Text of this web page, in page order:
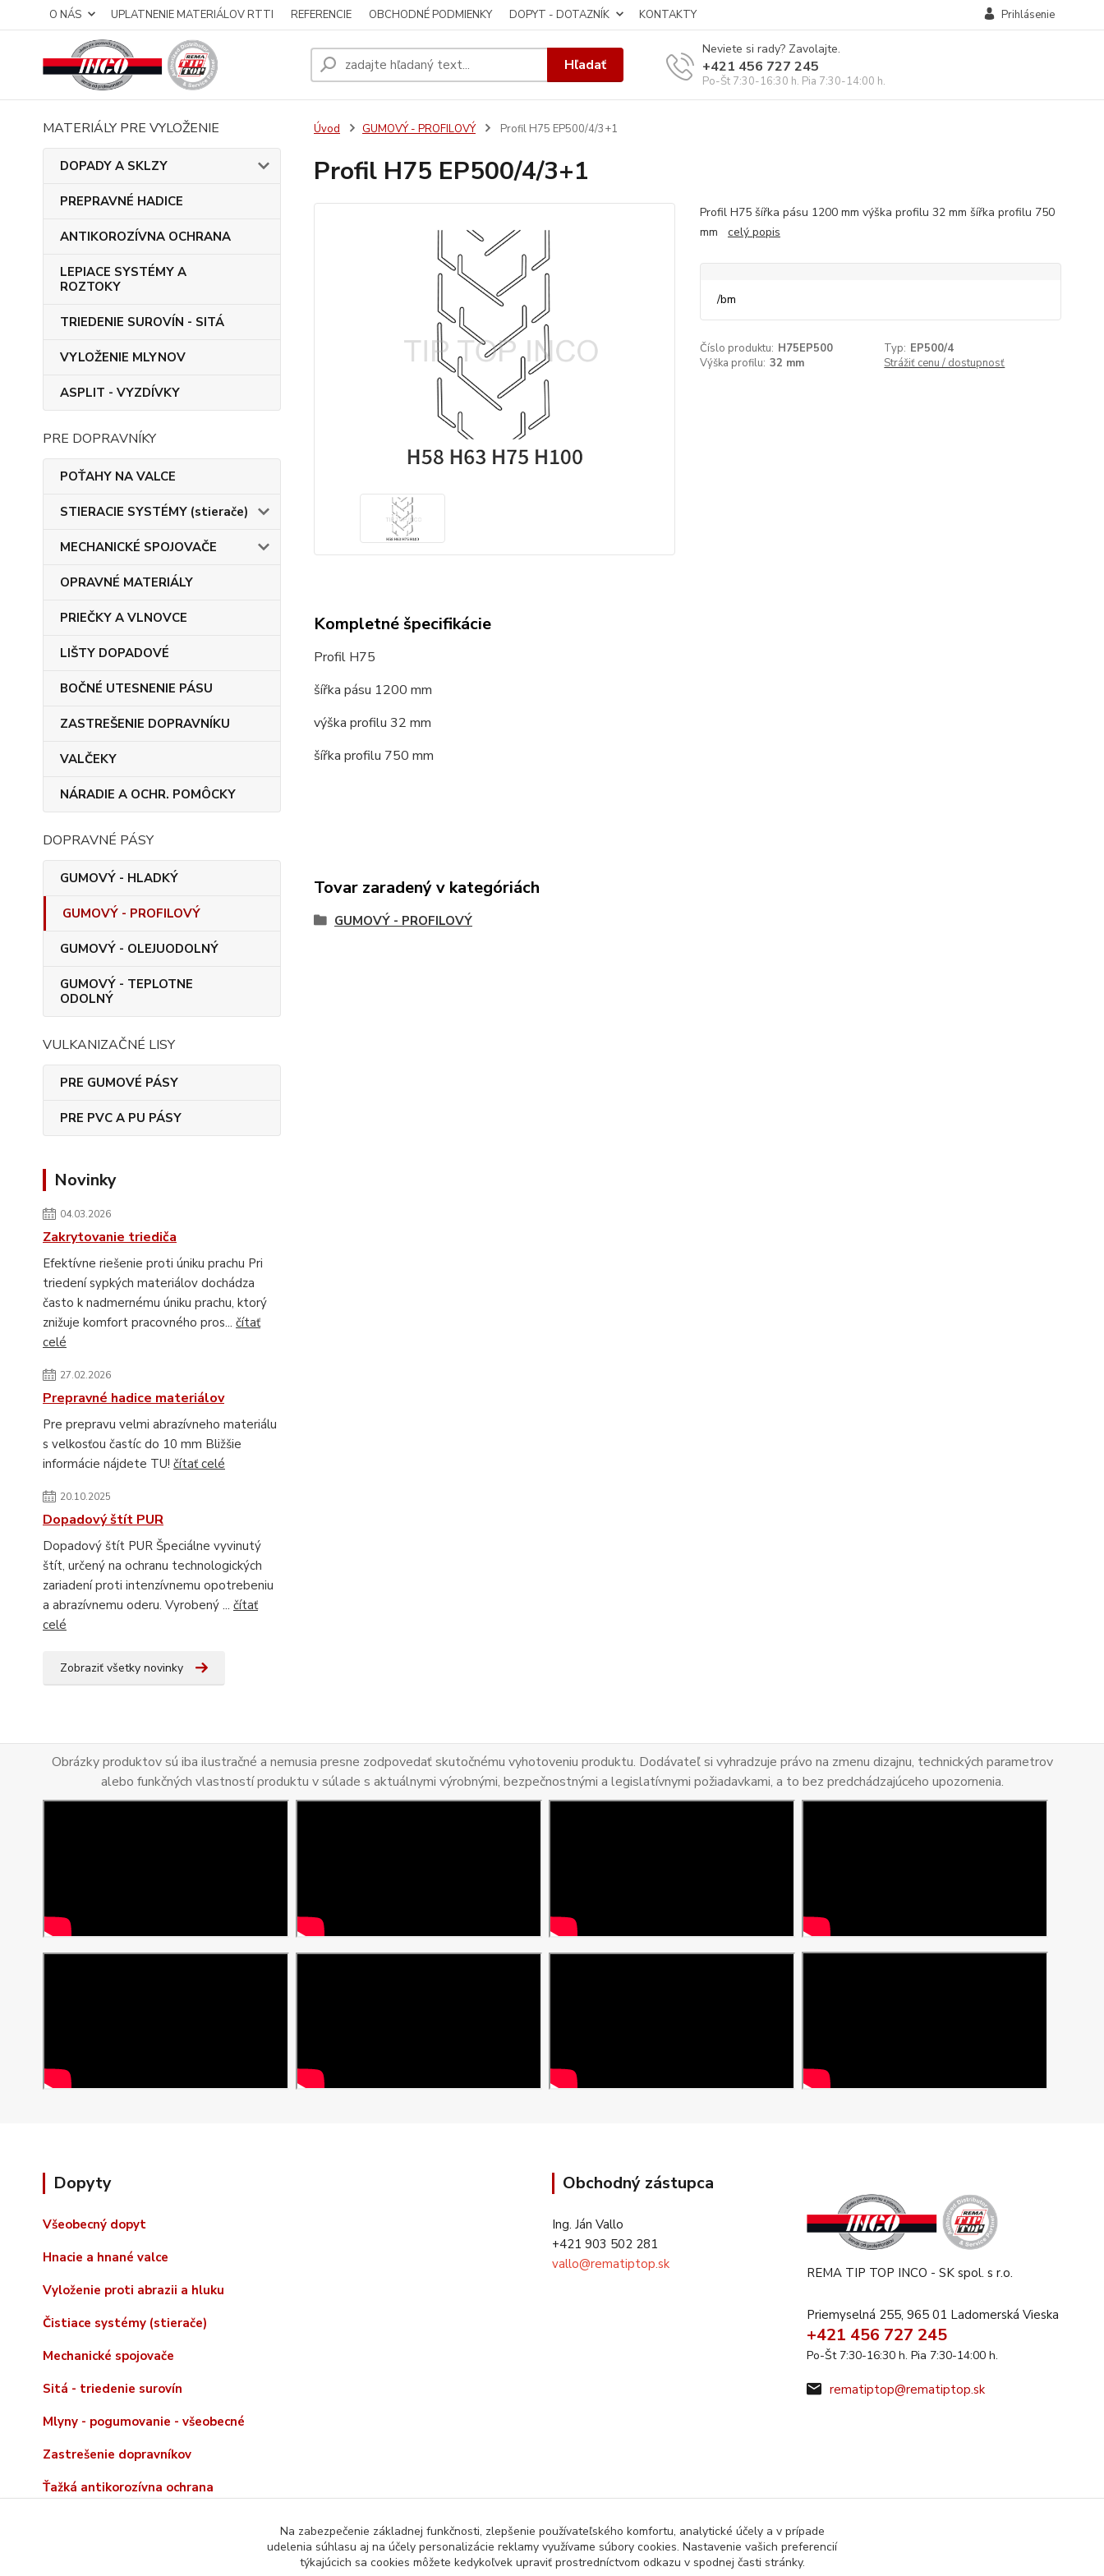
O NÁS UPLATNENIE MATERIÁLOV RTTI REFERENCIE OBCHODNÉ PODMIENKY DOPYT - DOTAZNÍK KONTAKTY Prihlásenie
Hľadať
Neviete si rady? Zavolajte.
+421 456 727 245
Po-Št 7:30-16:30 h. Pia 7:30-14:00 h.
MATERIÁLY PRE VYLOŽENIE
DOPADY A SKLZY
PREPRAVNÉ HADICE
ANTIKOROZÍVNA OCHRANA
LEPIACE SYSTÉMY A
ROZTOKY
TRIEDENIE SUROVÍN - SITÁ
VYLOŽENIE MLYNOV
ASPLIT - VYZDÍVKY
PRE DOPRAVNÍKY
POŤAHY NA VALCE
STIERACIE SYSTÉMY (stierače)
MECHANICKÉ SPOJOVAČE
OPRAVNÉ MATERIÁLY
PRIEČKY A VLNOVCE
LIŠTY DOPADOVÉ
BOČNÉ UTESNENIE PÁSU
ZASTREŠENIE DOPRAVNÍKU
VALČEKY
NÁRADIE A OCHR. POMÔCKY
DOPRAVNÉ PÁSY
GUMOVÝ - HLADKÝ
GUMOVÝ - PROFILOVÝ
GUMOVÝ - OLEJUODOLNÝ
GUMOVÝ - TEPLOTNE
ODOLNÝ
VULKANIZAČNÉ LISY
PRE GUMOVÉ PÁSY
PRE PVC A PU PÁSY
Novinky
04.03.2026
Zakrytovanie triediča
Efektívne riešenie proti úniku prachu Pri
triedení sypkých materiálov dochádza
často k nadmernému úniku prachu, ktorý
znižuje komfort pracovného pros... čítať
celé
27.02.2026
Prepravné hadice materiálov
Pre prepravu velmi abrazívneho materiálu
s velkosťou častíc do 10 mm Bližšie
informácie nájdete TU! čítať celé
20.10.2025
Dopadový štít PUR
Dopadový štít PUR Špeciálne vyvinutý
štít, určený na ochranu technologických
zariadení proti intenzívnemu opotrebeniu
a abrazívnemu oderu. Vyrobený ... čítať
celé
Zobraziť všetky novinky
Úvod GUMOVÝ - PROFILOVÝ Profil H75 EP500/4/3+1
Profil H75 EP500/4/3+1
Profil H75 šířka pásu 1200 mm výška profilu 32 mm šířka profilu 750
mm celý popis
/bm
Číslo produktu: H75EP500 Typ: EP500/4
Výška profilu: 32 mm Strážiť cenu / dostupnosť
Kompletné špecifikácie
Profil H75
šířka pásu 1200 mm
výška profilu 32 mm
šířka profilu 750 mm
Tovar zaradený v kategóriách
GUMOVÝ - PROFILOVÝ
Obrázky produktov sú iba ilustračné a nemusia presne zodpovedať skutočnému vyhotoveniu produktu. Dodávateľ si vyhradzuje právo na zmenu dizajnu, technických parametrov
alebo funkčných vlastností produktu v súlade s aktuálnymi výrobnými, bezpečnostnými a legislatívnymi požiadavkami, a to bez predchádzajúceho upozornenia.
Dopyty
Všeobecný dopyt
Hnacie a hnané valce
Vyloženie proti abrazii a hluku
Čistiace systémy (stierače)
Mechanické spojovače
Sitá - triedenie surovín
Mlyny - pogumovanie - všeobecné
Zastrešenie dopravníkov
Ťažká antikorozívna ochrana
Obchodný zástupca
Ing. Ján Vallo
+421 903 502 281
vallo@rematiptop.sk
REMA TIP TOP INCO - SK spol. s r.o.
Priemyselná 255, 965 01 Ladomerská Vieska
+421 456 727 245
Po-Št 7:30-16:30 h. Pia 7:30-14:00 h.
rematiptop@rematiptop.sk
Na zabezpečenie základnej funkčnosti, zlepšenie používateľského komfortu, analytické účely a v prípade
udelenia súhlasu aj na účely personalizácie reklamy využívame súbory cookies. Nastavenie vašich preferencií
týkajúcich sa cookies môžete kedykoľvek upraviť prostredníctvom odkazu v spodnej časti stránky.